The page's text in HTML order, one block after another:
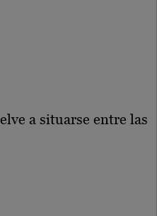
a situarse entre las